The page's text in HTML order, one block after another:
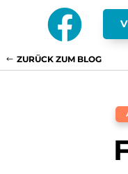

ZURÜCK ZUM BLOG